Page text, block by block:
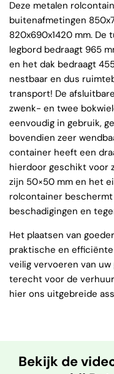
Deze metalen
buitenafmetingen
820x690x1420 mm.
legbord bedraagt 965
en het dak bedraagt
nestbaar en dus
transport! De
zwenk- en twee
eenvoudig in gebruik,
bovendien zeer
container heeft een
hierdoor geschikt voor
zijn 50×50 mm en het
rolcontainer
beschadigingen en
Het plaatsen van
praktische en
veilig vervoeren van
terecht voor de
hier ons uitgebreide
Bekijk de